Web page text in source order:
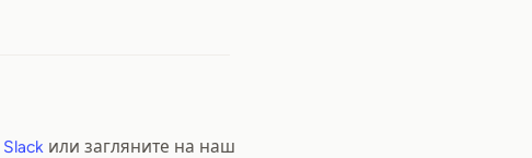
Slack или загляните на наш